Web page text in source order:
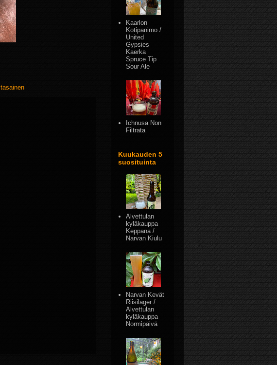
tasainen
Kaarlon
Kotipanimo /
United
Gypsies
Kaerka
Spruce Tip
Sour Ale
Ichnusa Non
Filtrata
Kuukauden 5
suosituinta
Alvettulan
kyläkauppa
Keppana /
Narvan Kiulu
Narvan Kevät
Riisilager /
Alvettulan
kyläkauppa
Normipäivä